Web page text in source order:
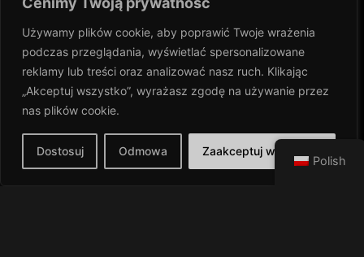
Używamy plików cookie, aby poprawić Twoje wrażenia
podczas przeglądania, wyświetlać spersonalizowane
reklamy lub treści oraz analizować nasz ruch. Klikając
„Akceptuj wszystko”, wyrażasz zgodę na używanie przez
nas plików cookie.
Dostosuj Odmowa Zaakceptuj wszystkie
CoolingCare Sp. z
o.o.
ul. Solna 7a
85-862 Bydgoszcz
POLAND
NA SKRÓTY NEWSLETTER
Bądź na bieżąco z
nowinkami i
aktualnościami
ZAPISZ SIĘ Polish